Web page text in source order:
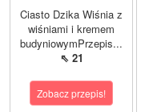
Ciasto Dzika Wiśnia z
wiśniami i kremem
budyniowymPrzepis...
⇖ 21
Zobacz przepis!